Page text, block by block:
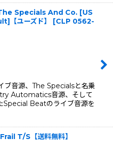
Specials And Co. [US
ユーズド】
[CLP 0562-
ブ音源、The Specialsと名乗
Automatics音源、そして
Special Beatのライブ音源を
T/S【送料無料】